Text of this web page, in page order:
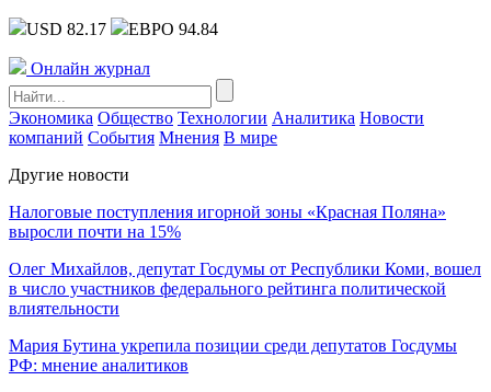
USD 82.17 ЕВРО 94.84
Онлайн журнал
Экономика Общество Технологии Аналитика Новости
компаний События Мнения В мире
Другие новости
Налоговые поступления игорной зоны «Красная Поляна»
выросли почти на 15%
Олег Михайлов, депутат Госдумы от Республики Коми, вошел
в число участников федерального рейтинга политической
влиятельности
Мария Бутина укрепила позиции среди депутатов Госдумы
РФ: мнение аналитиков